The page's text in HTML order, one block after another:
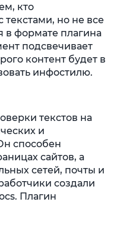
кто
текстами, но не все
в формате плагина
подсвечивает
контент будет в
инфостилю.
текстов на
и
способен
сайтов, а
сетей, почты и
создали
Плагин